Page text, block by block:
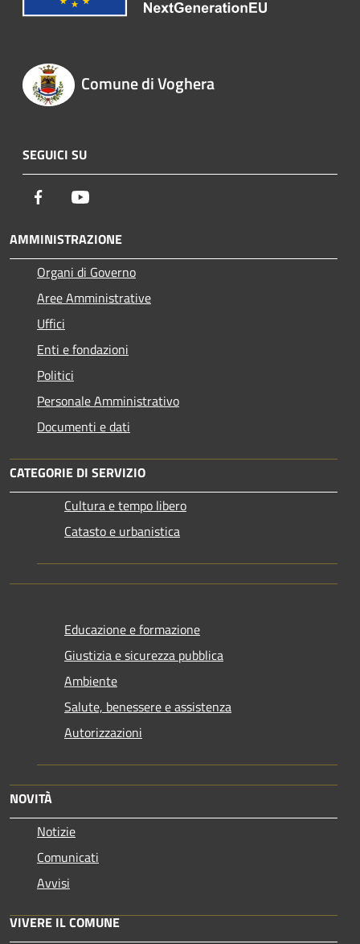
Comune di Voghera
SEGUICI SU
Facebook
AMMINISTRAZIONE
Organi di Governo
Aree Amministrative
Uffici
Enti e fondazioni
Politici
Personale Amministrativo
Documenti e dati
CATEGORIE DI SERVIZIO
Cultura e tempo libero
Catasto e urbanistica
Educazione e formazione
Giustizia e sicurezza pubblica
Ambiente
Salute, benessere e assistenza
Autorizzazioni
NOVITÀ
Notizie
Comunicati
Avvisi
VIVERE IL COMUNE